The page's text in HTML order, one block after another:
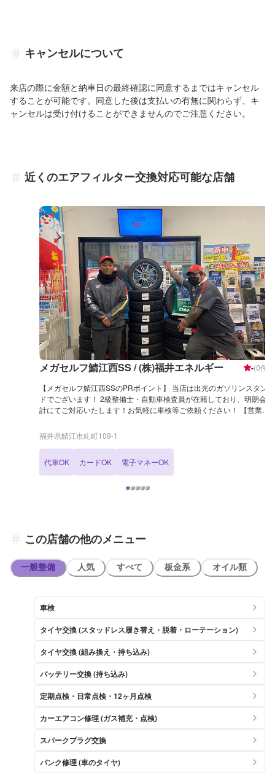
キャンセルについて
来店の際に金額と納車日の最終確認に同意するまではキャンセル
することが可能です。同意した後は支払いの有無に関わらず、キ
ャンセルは受け付けることができませんのでご注意ください。
近くのエアフィルター交換対応可能な店舗
メガセルフ鯖江西SS / (株)福井エネルギー -(0件)
【メガセルフ鯖江西SSのPRポイント】 当店は出光のガソリンスタン
ドでございます！ 2級整備士・自動車検査員が在籍しており、明朗会
計にてご対応いたします！お気軽に車検等ご依頼ください！ 【営業時
【サービスルームについて】 ✅トイレ ✅自販機 ✅喫煙室 ✅椅子 をご
用意しております！ 【アクセス】 当店は県道185号線と県道229号線
マート 鯖江ただす店」様があります。
福井県鯖江市糺町109-1
代車OK カードOK 電子マネーOK
この店舗の他のメニュー
一般整備 人気 すべて 板金系 オイル類
車検
タイヤ交換 (スタッドレス履き替え・脱着・ローテーション)
タイヤ交換 (組み換え・持ち込み)
バッテリー交換 (持ち込み)
定期点検・日常点検・12ヶ月点検
カーエアコン修理 (ガス補充・点検)
スパークプラグ交換
パンク修理 (車のタイヤ)